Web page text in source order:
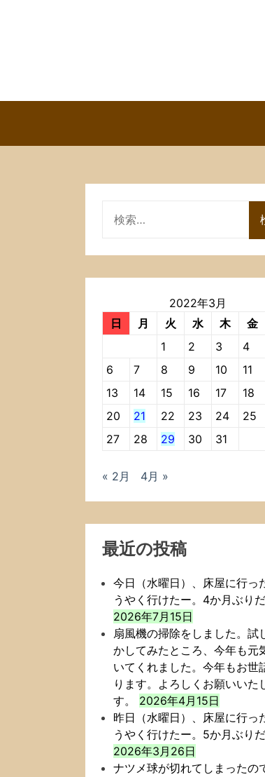
索:
2022年3月
日
月 火 水 木 金
1
2 3 4
6
7 8 9 10 11
13
14 15 16 17 18
20
21 22 23 24 25
27
28 29 30 31
« 2月 4月 »
最近の投稿
今日（水曜日）、床屋に行っ
うやく行けたー。4か月ぶりだ
2026年7月15日
扇風機の掃除をしました。試
かしてみたところ、今年も元
いてくれました。今年もお世
ります。よろしくお願いいた
す。
2026年4月15日
昨日（水曜日）、床屋に行っ
うやく行けたー。5か月ぶりだ
2026年3月26日
ナツメ球が切れてしまったの